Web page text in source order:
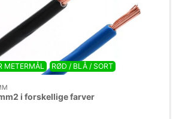
METERMÅL RØD / BLÅ / SORT
i forskellige farver